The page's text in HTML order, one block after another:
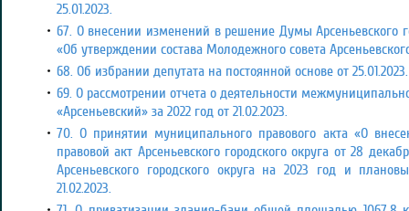
25.01.2023.
67. О внесении изменений в решение Думы Арсеньевского
«Об утверждении состава Молодежного совета
68. Об избрании депутата на постоянной основе от 25.01.2023.
69. О рассмотрении отчета о деятельности
«Арсеньевский» за 2022 год от 21.02.2023.
70. О принятии муниципального правового акта «О
правовой акт Арсеньевского городского округа от 28
Арсеньевского городского округа на 2023 год и
21.02.2023.